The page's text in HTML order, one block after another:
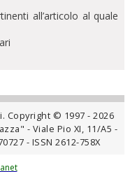
all’articolo al quale
Copyright © 1997 - 2026
- Viale Pio XI, 11/A5 -
- ISSN 2612-758X